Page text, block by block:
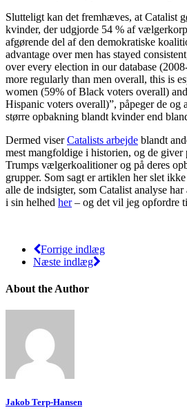
Slutteligt kan det fremhæves, at Catalist
kvinder, der udgjorde 54 % af
afgørende del af den demokratiske
advantage over men has stayed
over every election in our database
more regularly than men overall, this is
women (59% of Black voters overall)
Hispanic voters overall)”, påpeger de og
større opbakning blandt kvinder end
Dermed viserCatalists arbejde blandt
mest mangfoldige i historien, og de
Trumps vælgerkoalitioner og på deres
grupper. Som sagt er artiklen her slet
alle de indsigter, som Catalist analyse
i sin helhed her– og det vil jeg opfordre
Forrige indlæg
Næste indlæg
About the Author
Jakob Terp-Hansen